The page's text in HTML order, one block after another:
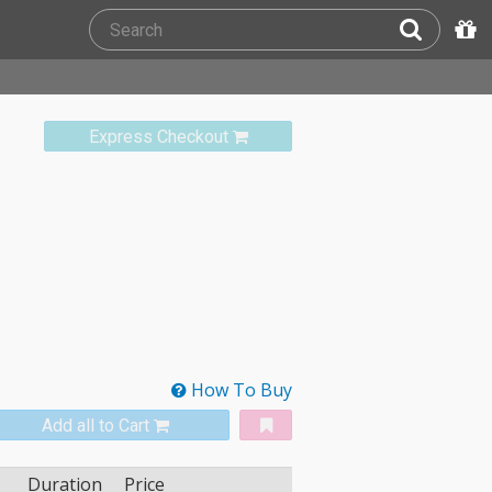
Express Checkout
How To Buy
Add all to Cart
Duration Price